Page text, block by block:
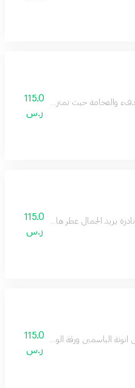
والفخامة حيث تمتزج نفحات العنبر
115.0
ر.س
يزيد الجمال عطر هادئ لطيف رائع
115.0
ر.س
الياسمين ورقة الورد مع لمسات
115.0
ر.س